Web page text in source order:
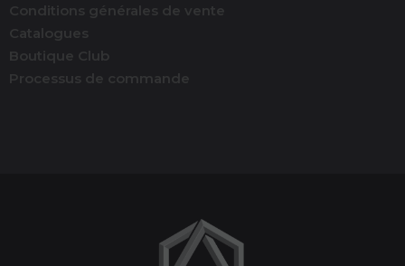
Conditions générales de vente
Catalogues
Boutique Club
Processus de commande